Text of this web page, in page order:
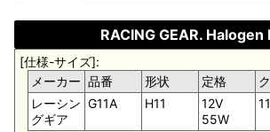
RACING GEAR. Halogen
[仕様-サイズ]:
メーカー 品番 形状 定格
レーシン
グギア
G11A H11
12V
55W